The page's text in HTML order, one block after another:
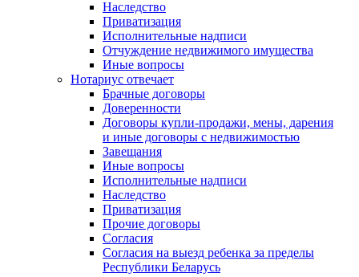
Наследство
Приватизация
Исполнительные надписи
Отчуждение недвижимого имущества
Иные вопросы
Нотариус отвечает
Брачные договоры
Доверенности
Договоры купли-продажи, мены, дарения
и иные договоры с недвижимостью
Завещания
Иные вопросы
Исполнительные надписи
Наследство
Приватизация
Прочие договоры
Согласия
Согласия на выезд ребенка за пределы
Республики Беларусь